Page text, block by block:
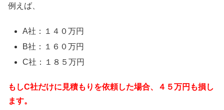
例えば、
A社：１４０万円
B社：１６０万円
C社：１８５万円
もしC社だけに見積もりを依頼した場合、４５万円も損し
ます。